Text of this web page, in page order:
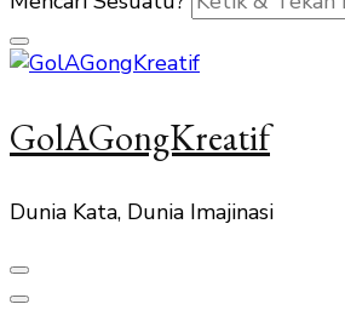
GolAGongKreatif
Dunia Kata, Dunia Imajinasi